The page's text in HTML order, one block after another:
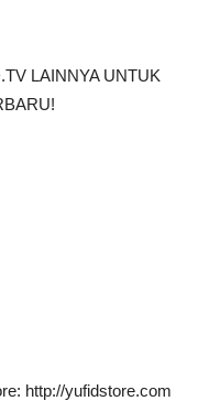
LAINNYA UNTUK
http://yufidstore.com